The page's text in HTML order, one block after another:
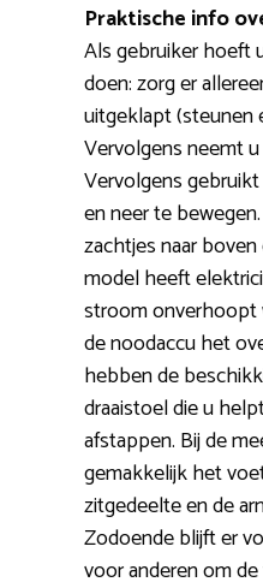
Praktische info
Als gebruiker hoeft
doen: zorg er
uitgeklapt (steunen
Vervolgens neemt
Vervolgens
en neer te
zachtjes naar
model heeft
stroom onverhoopt
de noodaccu het
hebben de
draaistoel die u
afstappen. Bij de
gemakkelijk het
zitgedeelte en de
Zodoende blijft er
voor anderen om